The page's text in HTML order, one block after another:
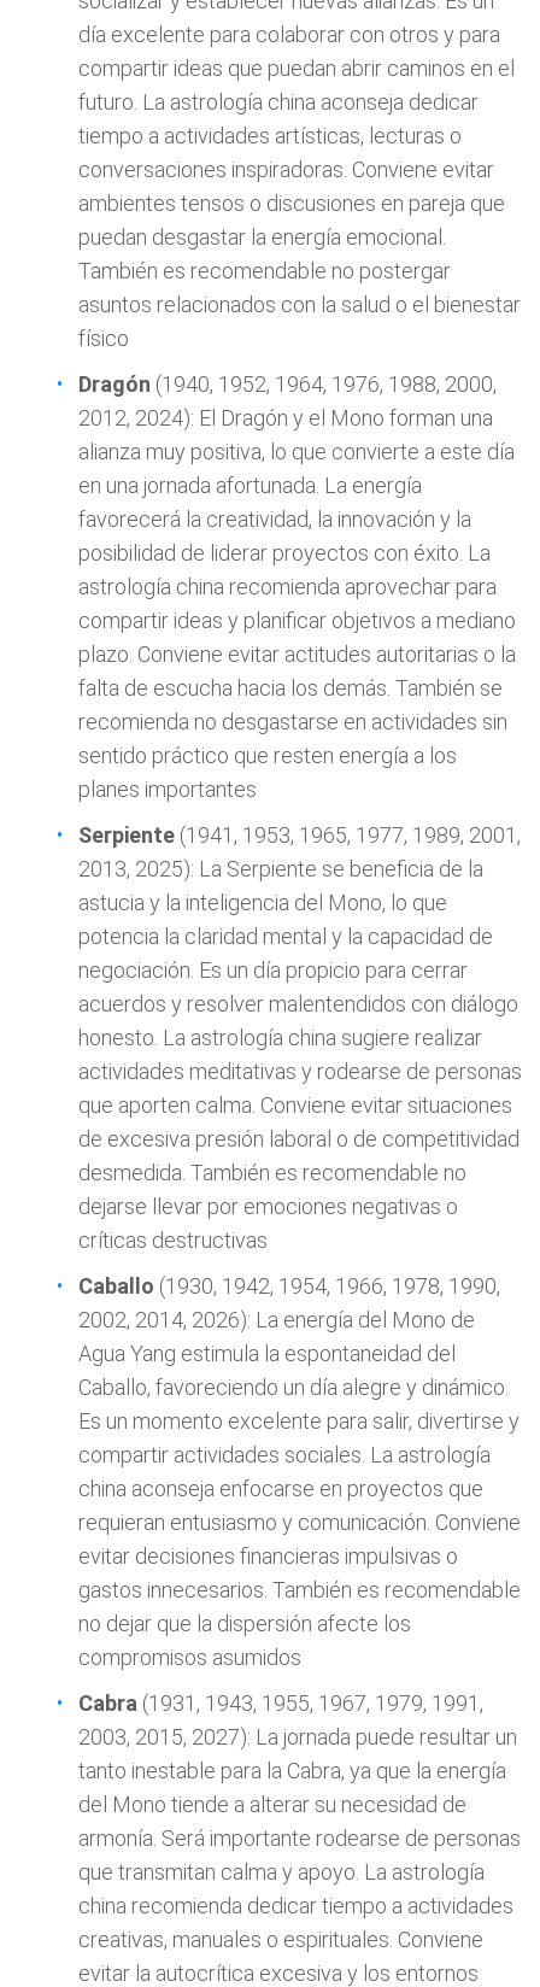
día excelente para colaborar con otros y para
compartir ideas que puedan abrir caminos en el
futuro. La astrología china aconseja dedicar
tiempo a actividades artísticas, lecturas o
conversaciones inspiradoras. Conviene evitar
ambientes tensos o discusiones en pareja que
puedan desgastar la energía emocional.
También es recomendable no postergar
asuntos relacionados con la salud o el bienestar
físico
Dragón (1940, 1952, 1964, 1976, 1988, 2000,
2012, 2024): El Dragón y el Mono forman una
alianza muy positiva, lo que convierte a este día
en una jornada afortunada. La energía
favorecerá la creatividad, la innovación y la
posibilidad de liderar proyectos con éxito. La
astrología china recomienda aprovechar para
compartir ideas y planificar objetivos a mediano
plazo. Conviene evitar actitudes autoritarias o la
falta de escucha hacia los demás. También se
recomienda no desgastarse en actividades sin
sentido práctico que resten energía a los
planes importantes
Serpiente (1941, 1953, 1965, 1977, 1989, 2001,
2013, 2025): La Serpiente se beneficia de la
astucia y la inteligencia del Mono, lo que
potencia la claridad mental y la capacidad de
negociación. Es un día propicio para cerrar
acuerdos y resolver malentendidos con diálogo
honesto. La astrología china sugiere realizar
actividades meditativas y rodearse de personas
que aporten calma. Conviene evitar situaciones
de excesiva presión laboral o de competitividad
desmedida. También es recomendable no
dejarse llevar por emociones negativas o
críticas destructivas
Caballo (1930, 1942, 1954, 1966, 1978, 1990,
2002, 2014, 2026): La energía del Mono de
Agua Yang estimula la espontaneidad del
Caballo, favoreciendo un día alegre y dinámico.
Es un momento excelente para salir, divertirse y
compartir actividades sociales. La astrología
china aconseja enfocarse en proyectos que
requieran entusiasmo y comunicación. Conviene
evitar decisiones financieras impulsivas o
gastos innecesarios. También es recomendable
no dejar que la dispersión afecte los
compromisos asumidos
Cabra (1931, 1943, 1955, 1967, 1979, 1991,
2003, 2015, 2027): La jornada puede resultar un
tanto inestable para la Cabra, ya que la energía
del Mono tiende a alterar su necesidad de
armonía. Será importante rodearse de personas
que transmitan calma y apoyo. La astrología
china recomienda dedicar tiempo a actividades
creativas, manuales o espirituales. Conviene
evitar la autocrítica excesiva y los entornos